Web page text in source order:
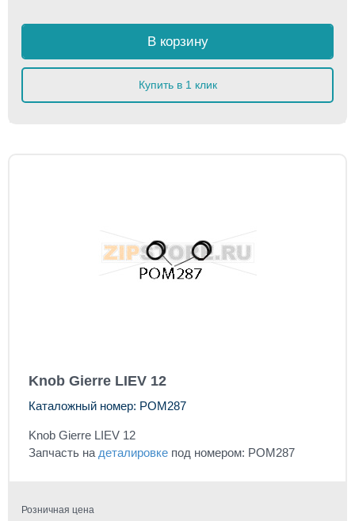
В корзину
Купить в 1 клик
Knob Gierre LIEV 12
Каталожный номер: POM287
Knob Gierre LIEV 12
Запчасть на деталировке под номером: POM287
Розничная цена